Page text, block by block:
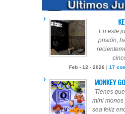
En este
prisión,
Feb - 12 - 2026 | 17
MONKEY
Tienes
mini monos
sea feliz